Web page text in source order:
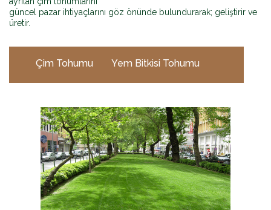
güncel pazar ihtiyaçlarını göz önünde bulundurarak; geliştirir ve
üretir.
Çim Tohumu Yem Bitkisi Tohumu